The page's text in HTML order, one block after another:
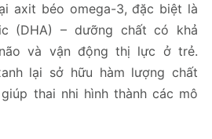
axit béo omega-3, đặc biệt là
(DHA) – dưỡng chất có khả
và vận động thị lực ở trẻ.
lại sở hữu hàm lượng chất
thai nhi hình thành các mô